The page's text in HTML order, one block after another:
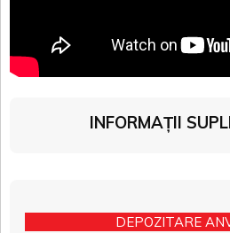
INFORMAȚII
DEPOZITARE